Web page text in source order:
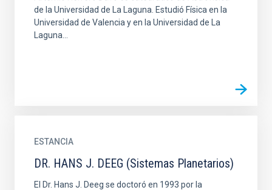
de la Universidad de La Laguna. Estudió Física en la
Universidad de Valencia y en la Universidad de La
Laguna...
ESTANCIA
DR. HANS J. DEEG (Sistemas Planetarios)
El Dr. Hans J. Deeg se doctoró en 1993 por la